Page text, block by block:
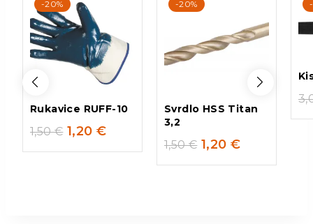
-20%
Rukavice RUFF-10
1,50€ 1,20 €
-20%
Svrdlo HSS Titan
3,2
1,50€ 1,20 €